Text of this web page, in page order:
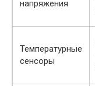
напряжения
Температурные
сенсоры